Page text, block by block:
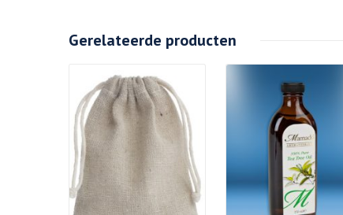
Gerelateerde producten
Details